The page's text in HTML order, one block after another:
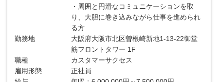
・周囲と円滑なコミュニケーションを取
り、大胆に巻き込みながら仕事を進められ
る方
勤務地
大阪府大阪市北区曽根崎新地1-13-22御堂
筋フロントタワー 1F
職種
カスタマーサクセス
雇用形態
正社員